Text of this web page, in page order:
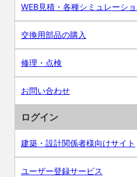
WEB見積・各種シミュレーシ
交換用部品の購入
修理・点検
お問い合わせ
ログイン
建築・設計関係者様向けサイト
ユーザー登録サービス